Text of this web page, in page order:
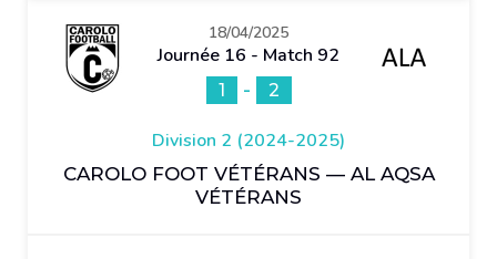
18/04/2025
Journée 16 - Match 92
1 - 2
Division 2 (2024-2025)
CAROLO FOOT VÉTÉRANS — AL AQSA
VÉTÉRANS